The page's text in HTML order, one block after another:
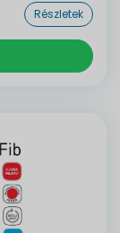
Részletek